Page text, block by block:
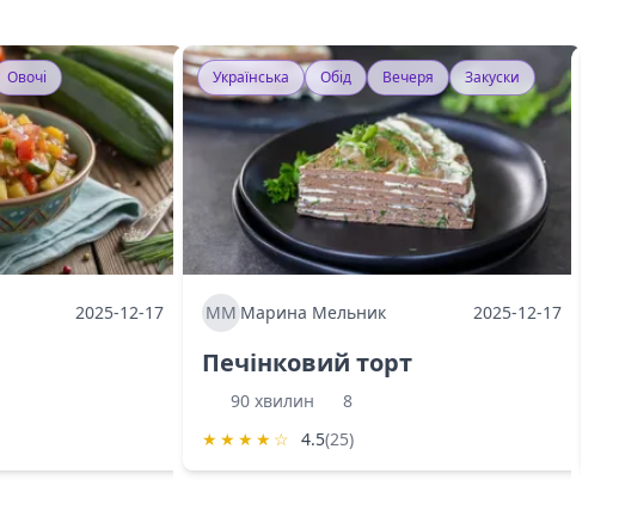
Овочі
2025-12-17
Українська Обід Вечеря Закуски
МММарина Мельник 2025-12-17
Печінковий торт
90 хвилин
8
★ ★ ★ ★ ☆ 4.5(25)